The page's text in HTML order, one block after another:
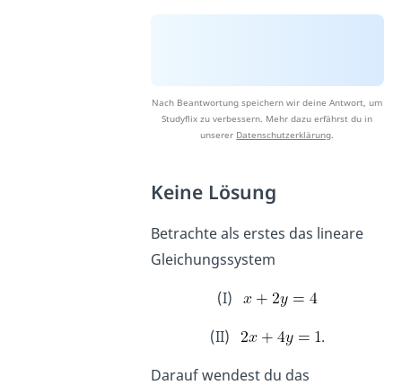
Nach Beantwortung speichern wir deine Antwort, um
Studyflix zu verbessern. Mehr dazu erfährst du in
unserer Datenschutzerklärung
Keine Lösung
Betrachte als erstes das lineare
Gleichungssystem
(I)
(II)
.
Darauf wendest du das